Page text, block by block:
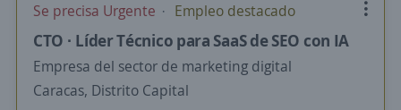
Se precisa Urgente Empleo destacado
CTO · Líder Técnico para SaaS de SEO con IA
Empresa del sector de marketing digital
Caracas, Distrito Capital